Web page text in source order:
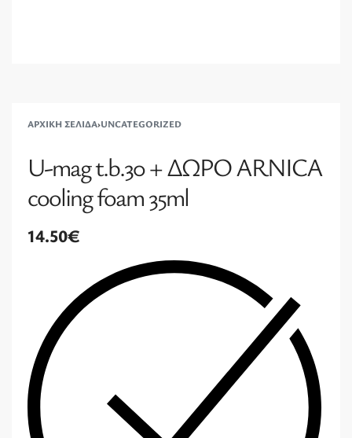
ΑΡΧΙΚΉ ΣΕΛΊΔΑ›UNCATEGORIZED
U-mag t.b.30 + ΔΩΡΟ ARNICA
cooling foam 35ml
14.50€